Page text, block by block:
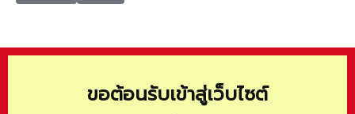
ขอต้อนรับเข้าสู่เว็บไซต์